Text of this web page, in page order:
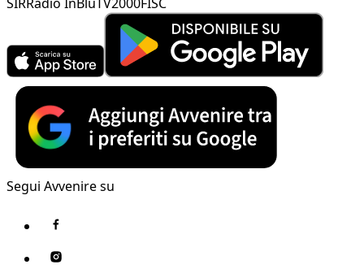
Segui Avvenire su